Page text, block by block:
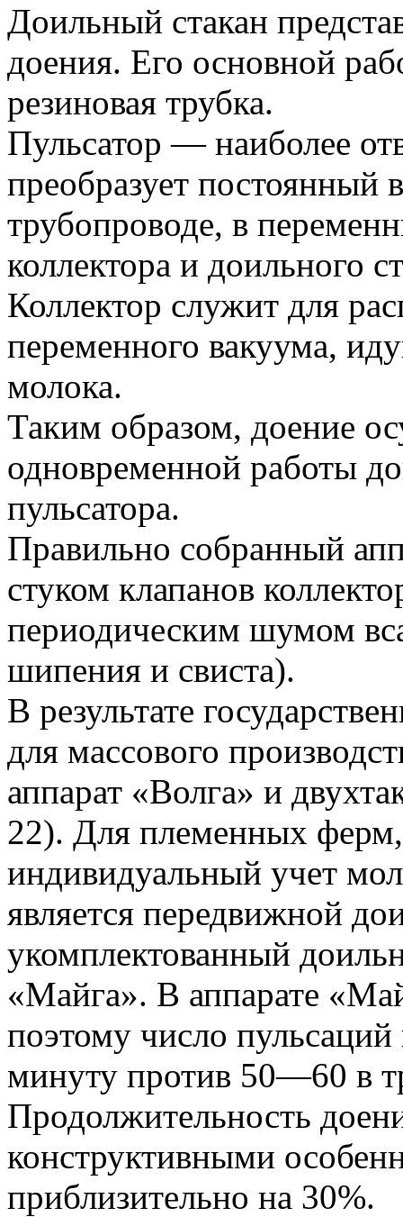
Доильный стакан
доения. Его основной
резиновая трубка.
Пульсатор — наиболее
преобразует постоянный
трубопроводе, в
коллектора и доильного
Коллектор служит для
переменного вакуума,
молока.
Таким образом, доение
одновременной работы
пульсатора.
Правильно собранный
стуком клапанов
периодическим шумом
шипения и свиста).
В результате
для массового
аппарат «Волга» и
22). Для племенных ферм,
индивидуальный учет
является передвижной
укомплектованный
«Майга». В аппарате
поэтому число
минуту против 50—60 в
Продолжительность
конструктивными
приблизительно на 30%.